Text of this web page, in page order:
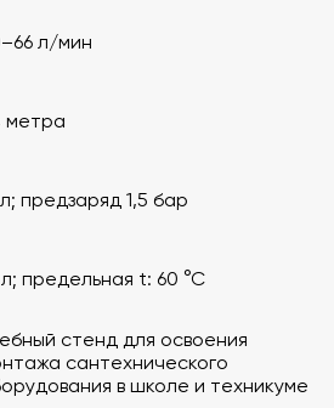
мм
воды: 70 л
66 л/мин
насоса : 34 м
л/мин
метра
л; предзаряд 1,5 бар
л; предельная t: 60 °C
стенд для освоения
сантехнического
в школе и техникуме